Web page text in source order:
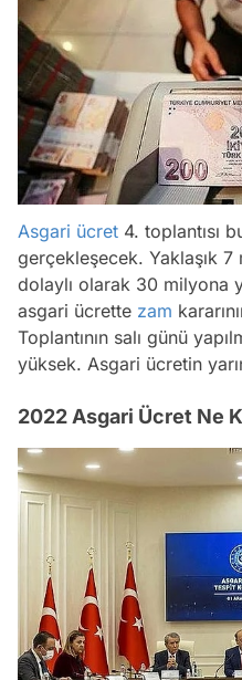
Asgari ücret 4. toplantısı
gerçekleşecek. Yaklaşık
dolaylı olarak 30 milyona
asgari ücrette zam
Toplantının salı günü
yüksek. Asgari ücretin
2022 Asgari Ücret Ne